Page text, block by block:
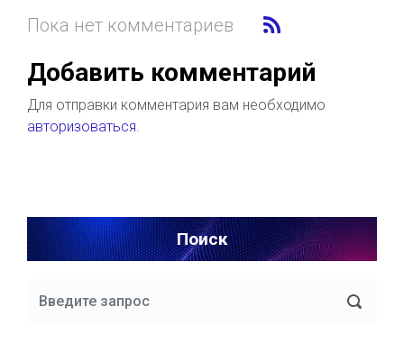
Пока нет комментариев
Добавить комментарий
Для отправки комментария вам необходимо
авторизоваться.
Поиск